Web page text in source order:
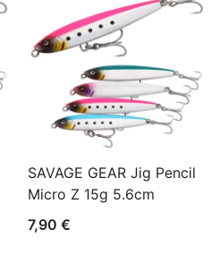
SAVAGE GEAR Jig Pencil
Micro Z 15g 5.6cm
7,90 €